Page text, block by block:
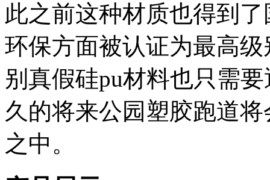
此之前这种材质也得到
环保方面被认证为最高
别真假硅pu材料也只需
久的将来公园塑胶跑道
之中。